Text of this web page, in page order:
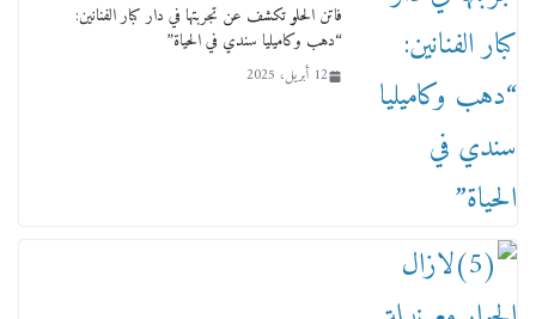
فاتن الحلو تكشف عن تجربتها في دار كبار الفنانين:
“دهب وكاميليا سندي في الحياة”
12 أبريل، 2025